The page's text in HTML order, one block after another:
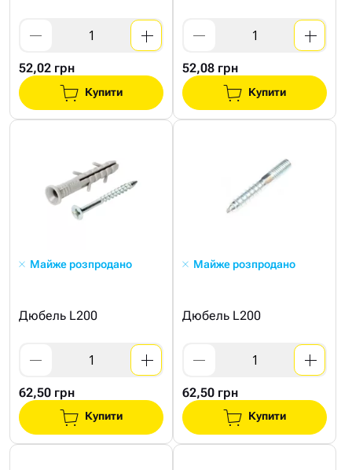
52,02 грн
Купити
52,08 грн
Купити
Майже розпродано
Дюбель L200
62,50 грн
Купити
Майже розпродано
Дюбель L200
62,50 грн
Купити